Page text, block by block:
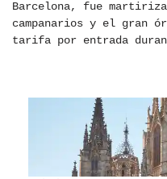
Barcelona, ​​fue
campanarios y el gran
tarifa por entrada